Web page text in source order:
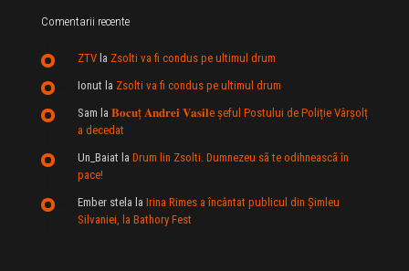
Comentarii recente
ZTV la Zsolti va fi condus pe ultimul drum
Ionut la Zsolti va fi condus pe ultimul drum
Sam la 𝐁𝐨𝐜𝐮ț 𝐀𝐧𝐝𝐫𝐞𝐢 𝐕𝐚𝐬𝐢𝐥e şeful Postului de Poliție Vârșolț
a decedat
Un_Baiat la Drum lin Zsolti. Dumnezeu sã te odihneascã în
pace!
Ember stela la Irina Rimes a încântat publicul din Şimleu
Silvaniei, la Bathory Fest